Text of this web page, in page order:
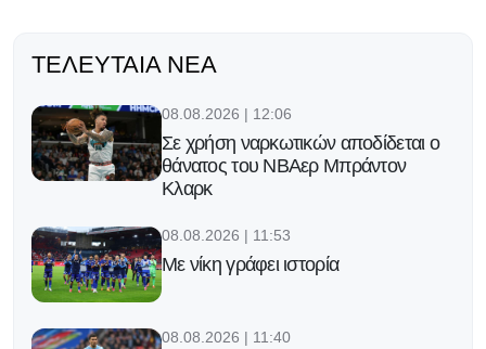
ΤΕΛΕΥΤΑΊΑ ΝΈΑ
08.08.2026 | 12:06
Σε χρήση ναρκωτικών αποδίδεται ο
θάνατος του ΝΒΑερ Μπράντον
Κλαρκ
08.08.2026 | 11:53
Με νίκη γράφει ιστορία
08.08.2026 | 11:40